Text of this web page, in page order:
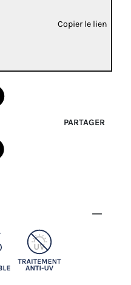
Copier le lien
PARTAGER